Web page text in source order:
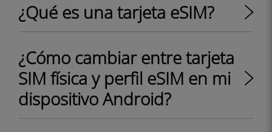
¿Qué es una tarjeta eSIM?
¿Cómo cambiar entre tarjeta
SIM física y perfil eSIM en mi
dispositivo Android?